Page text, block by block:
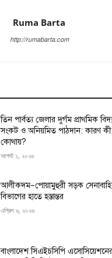
Ruma Barta
http://rumabarta.com
তিন পার্বত্য জেলার দুর্গম প্রাথমিক
সংকট ও অনিয়মিত পাঠদান: কারণ
কোথায়?
আগস্ট ১, ২০২৬
‎আলীকদম–পোয়ামুহুরী সড়ক
বিভাগের হাতে হস্তান্তর
এপ্রিল ৬, ২০২৬
বাংলাদেশ সিএইচসিপি